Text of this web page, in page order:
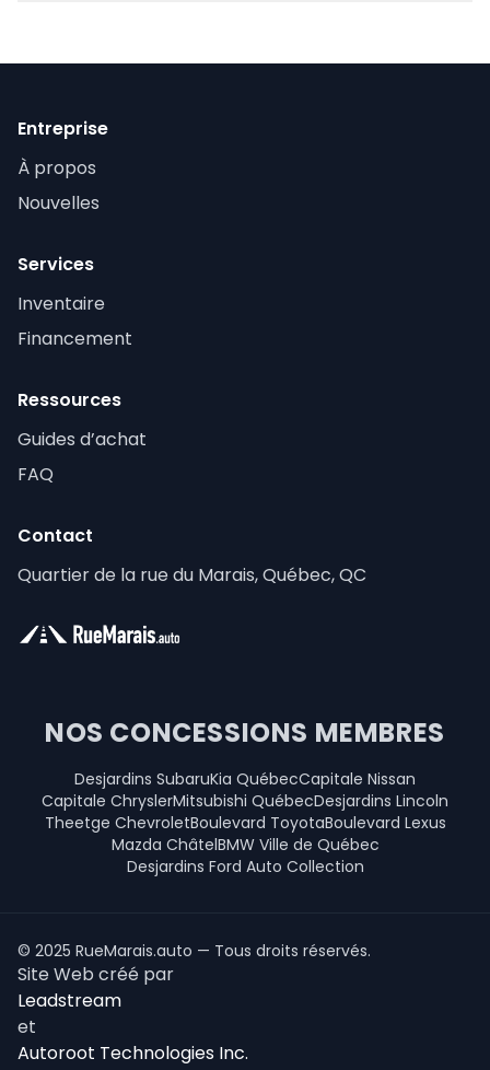
Entreprise
À propos
Nouvelles
Services
Inventaire
Financement
Ressources
Guides d’achat
FAQ
Contact
Quartier de la rue du Marais, Québec, QC
NOS CONCESSIONS MEMBRES
Desjardins SubaruKia QuébecCapitale Nissan
Capitale ChryslerMitsubishi QuébecDesjardins Lincoln
Theetge ChevroletBoulevard ToyotaBoulevard Lexus
Mazda ChâtelBMW Ville de Québec
Desjardins Ford Auto Collection
© 2025 RueMarais.auto — Tous droits réservés.
Site Web créé par
Leadstream
et
Autoroot Technologies Inc.